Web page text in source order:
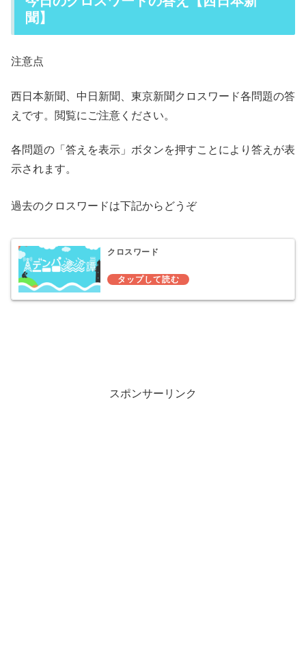
聞】
注意点
西日本新聞、中日新聞、東京新聞クロスワード各問題の答
えです。閲覧にご注意ください。
各問題の「答えを表示」ボタンを押すことにより答えが表
示されます。
過去のクロスワードは下記からどうぞ
クロスワード
スポンサーリンク